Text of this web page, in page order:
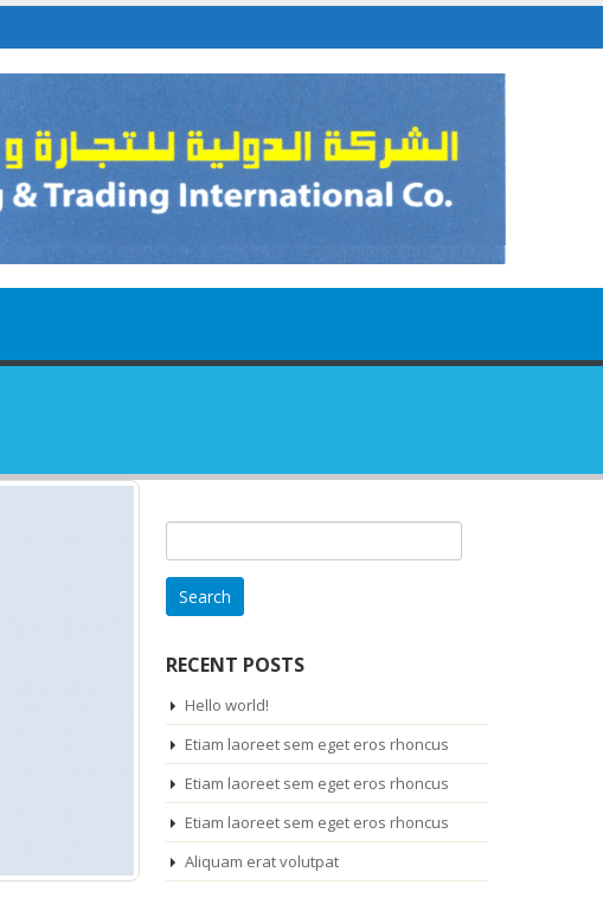
for:
RECENT POSTS
Hello world!
Etiam laoreet sem eget eros rhoncus
Etiam laoreet sem eget eros rhoncus
Etiam laoreet sem eget eros rhoncus
Aliquam erat volutpat